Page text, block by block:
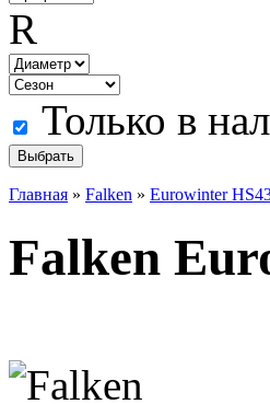
R
Только в
Главная » Falken » Eurowinter
Falken